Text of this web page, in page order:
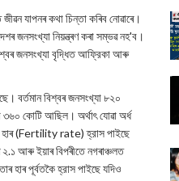
যাপনৰ কথা চিন্তা কৰিব নোৱাৰে।
জনসংখ্যা নিয়ন্ত্ৰণ কৰা সম্ভৱ নহ'ব।
জনসংখ্যা বৃদ্ধিত আফ্রিকা আৰু
বর্তমান বিশ্বৰ জনসংখ্যা ৮২০
কোটি আছিল। অর্থাৎ যোৱা অর্ধ
হাৰ (Fertility rate) হ্রাস পাইছে
২.১ আৰু ইয়াৰ বিপৰীতে নগৰাঞ্চলত
হাৰ পূৰ্বতকৈ হ্রাস পাইছে যদিও